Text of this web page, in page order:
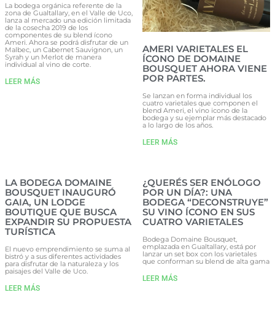
La bodega orgánica referente de la
zona de Gualtallary, en el Valle de Uco,
lanza al mercado una edición limitada
de la cosecha 2019 de los
componentes de su blend ícono
Ameri. Ahora se podrá disfrutar de un
Malbec, un Cabernet Sauvignon, un
Syrah y un Merlot de manera
individual al vino de corte.
LEER MÁS
AMERI VARIETALES EL
ÍCONO DE DOMAINE
BOUSQUET AHORA VIENE
POR PARTES.
Se lanzan en forma individual los
cuatro varietales que componen el
blend Ameri, el vino icono de la
bodega y su ejemplar más destacado
a lo largo de los años.
LEER MÁS
LA BODEGA DOMAINE
BOUSQUET INAUGURÓ
GAIA, UN LODGE
BOUTIQUE QUE BUSCA
EXPANDIR SU PROPUESTA
TURÍSTICA
El nuevo emprendimiento se suma al
bistró y a sus diferentes actividades
para disfrutar de la naturaleza y los
paisajes del Valle de Uco.
LEER MÁS
¿QUERÉS SER ENÓLOGO
POR UN DÍA?: UNA
BODEGA “DECONSTRUYE”
SU VINO ÍCONO EN SUS
CUATRO VARIETALES
Bodega Domaine Bousquet,
emplazada en Gualtallary, está por
lanzar un set box con los varietales
que conforman su blend de alta gama
LEER MÁS